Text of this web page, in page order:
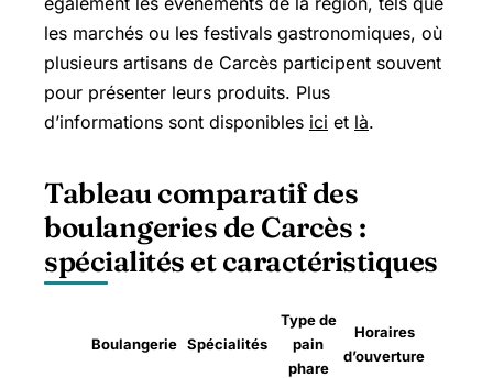
les marchés ou les festivals gastronomiques, où
plusieurs artisans de Carcès participent souvent
pour présenter leurs produits. Plus
d’informations sont disponibles ici et là.
Tableau comparatif des
boulangeries de Carcès :
spécialités et caractéristiques
Boulangerie Spécialités
Type de
pain
phare
Horaires
d’ouverture